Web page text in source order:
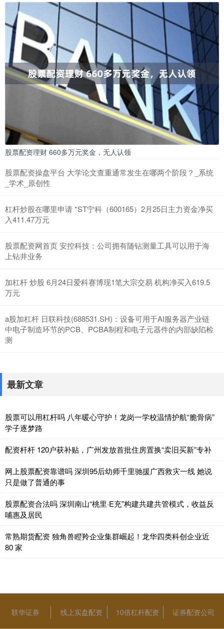
股票配资理财 660多万元奖金，无人认领
股票配资操盘平台 大学论文查重通常发生在哪两个阶段？_系统
_学术_原创性
杠杆炒股在哪里申请 *ST宁科（600165）2月25日主力资金净买
入411.47万元
股票配资网首页 安控科技：公司拥有随钻测量工具可以用于海
上钻井业务
加杠杆 炒股 6月24日爱科赛博现1笔大宗交易 机构净买入619.5
万元
a股加杠杆 日联科技(688531.SH)：设备可用于AI服务器产业链
中电子制造环节的PCB、PCBA制程和电子元器件的内部缺陷检
测
最新文章
股票可以用杠杆吗 八年暖心守护！龙岗一学校温情护航“脆骨病”
学子逐梦路
配资杆杆 120户获补贴，广州发放首批住房置换“卖旧买新”专补
网上股票配资靠谱吗 深圳95后幼师千里驰援广西救灾一线 她说
只是做了普通的事
股票配资合法吗 深圳南山“桃里·E充”构建共建共管模式，收益反
哺惠及居民
常熟期货配资 独角兽瞪羚企业集群崛起！龙华四类科创企业近
80 家
联华证券 线上实盘配资 10倍杠杆配资 证券配资公司